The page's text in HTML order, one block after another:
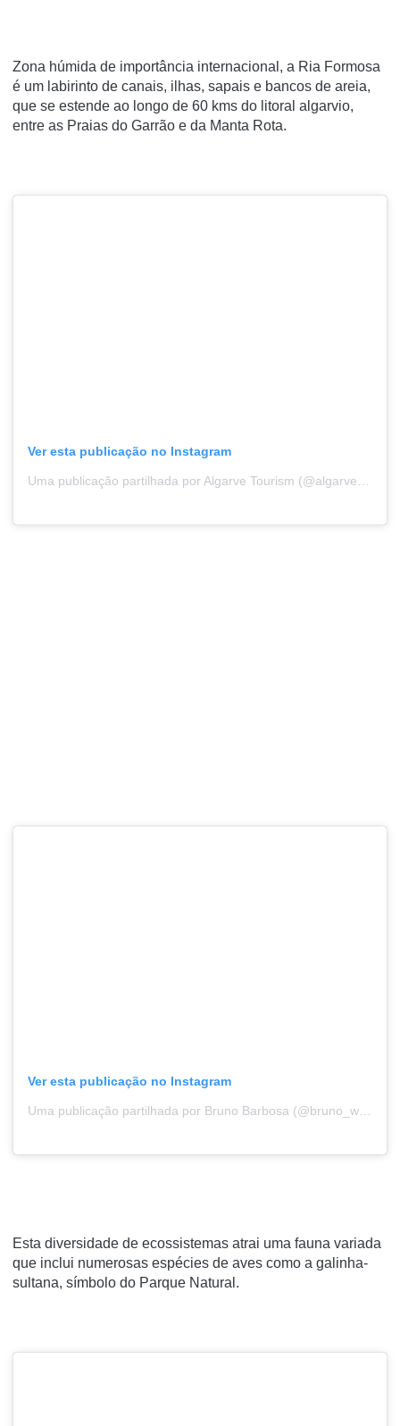
Zona húmida de importância internacional, a Ria Formosa
é um labirinto de canais, ilhas, sapais e bancos de areia,
que se estende ao longo de 60 kms do litoral algarvio,
entre as Praias do Garrão e da Manta Rota.
Ver esta publicação no Instagram
Ver esta publicação no Instagram
Uma publicação partilhada por Bruno Barbosa (@bruno_worldtraveller)
Esta diversidade de ecossistemas atrai uma fauna variada
que inclui numerosas espécies de aves como a galinha-
sultana, símbolo do Parque Natural.